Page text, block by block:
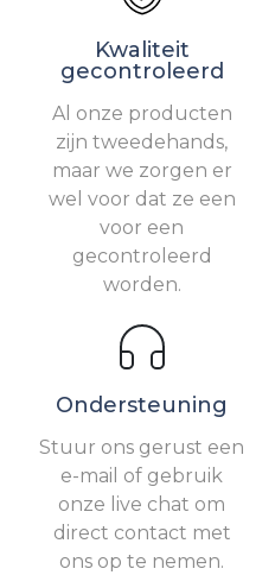
Kwaliteit
gecontroleerd
Al onze producten
zijn tweedehands,
maar we zorgen er
wel voor dat ze een
voor een
gecontroleerd
worden.
Ondersteuning
Stuur ons gerust een
e-mail of gebruik
onze live chat om
direct contact met
ons op te nemen.